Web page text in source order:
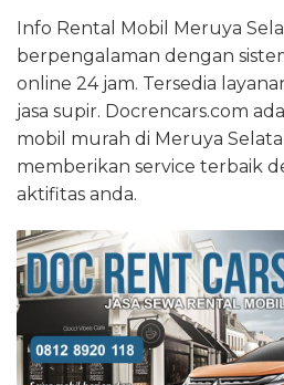
Info Rental Mobil Meruya
berpengalaman dengan
online 24 jam. Tersedia
jasa supir. Docrencars.com
mobil murah di Meruya
memberikan service terbaik
aktifitas anda.